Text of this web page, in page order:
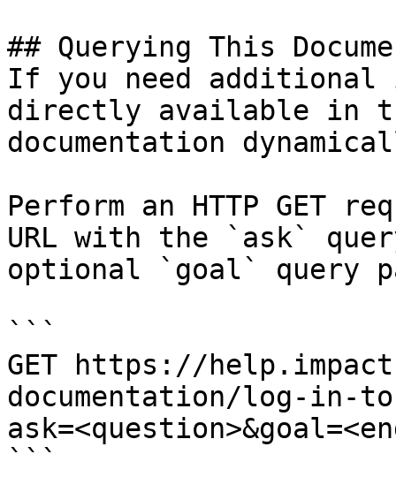
## Querying This
If you need
directly available in
documentation
Perform an HTTP GET
URL with the `ask`
optional `goal` query
```
GET https://
documentation/log-in-
```